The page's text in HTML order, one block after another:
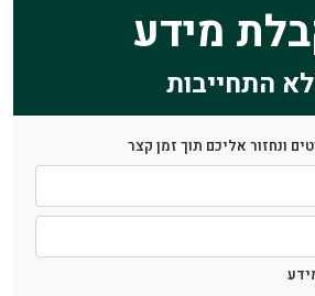
מידע
התחייבות
ונחזור אליכם תוך זמן קצר